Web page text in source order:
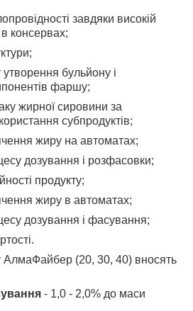
завдяки високій
в консервах;
бульйону і
фаршу;
жирної сировини за
субпродуктів;
жиру на автоматах;
дозування і розфасовки;
продукту;
жиру в автоматах;
дозування і фасування;
АлмаФайбер (20, 30, 40) вносять
- 1,0 - 2,0% до маси